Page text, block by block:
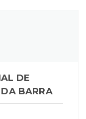
DE
BARRA